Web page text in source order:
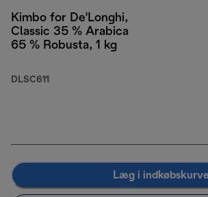
Kimbo for De'Longhi,
Classic 35 % Arabica
65 % Robusta, 1 kg
DLSC611
Læg i